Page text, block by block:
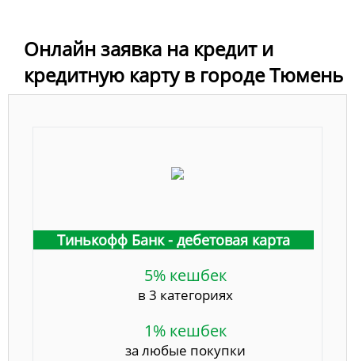
Онлайн заявка на кредит и
кредитную карту в городе Тюмень
Тинькофф Банк - дебетовая карта
5% кешбек
в 3 категориях
1% кешбек
за любые покупки